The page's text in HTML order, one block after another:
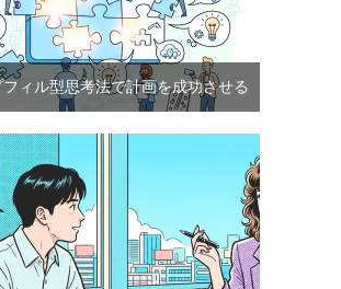
ィル型思考法で計画を成功させる